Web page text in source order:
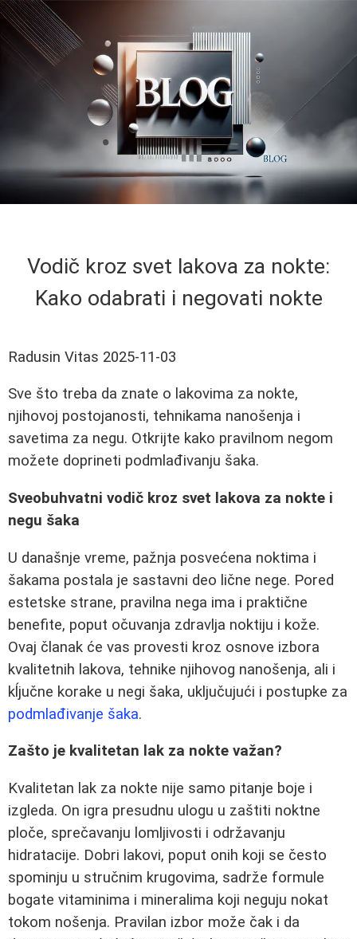
Vodič kroz svet lakova za nokte:
Kako odabrati i negovati nokte
Radusin Vitas 2025-11-03
Sve što treba da znate o lakovima za nokte,
njihovoj postojanosti, tehnikama nanošenja i
savetima za negu. Otkrijte kako pravilnom negom
možete doprineti podmlađivanju šaka.
Sveobuhvatni vodič kroz svet lakova za nokte i
negu šaka
U današnje vreme, pažnja posvećena noktima i
šakama postala je sastavni deo lične nege. Pored
estetske strane, pravilna nega ima i praktične
benefite, poput očuvanja zdravlja noktiju i kože.
Ovaj članak će vas provesti kroz osnove izbora
kvalitetnih lakova, tehnike njihovog nanošenja, ali i
kĺjučne korake u negi šaka, uključujući i postupke za
podmlađivanje šaka.
Zašto je kvalitetan lak za nokte važan?
Kvalitetan lak za nokte nije samo pitanje boje i
izgleda. On igra presudnu ulogu u zaštiti noktne
ploče, sprečavanju lomljivosti i održavanju
hidratacije. Dobri lakovi, poput onih koji se često
spominju u stručnim krugovima, sadrže formule
bogate vitaminima i mineralima koji neguju nokat
tokom nošenja. Pravilan izbor može čak i da